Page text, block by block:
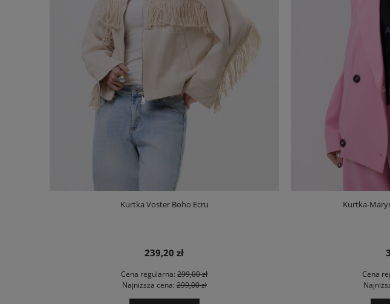
Kurtka Voster Boho Ecru
239,20 zł
Cena regularna:299,00 zł
Najniższa cena:299,00 zł
Kurtka-
Cena